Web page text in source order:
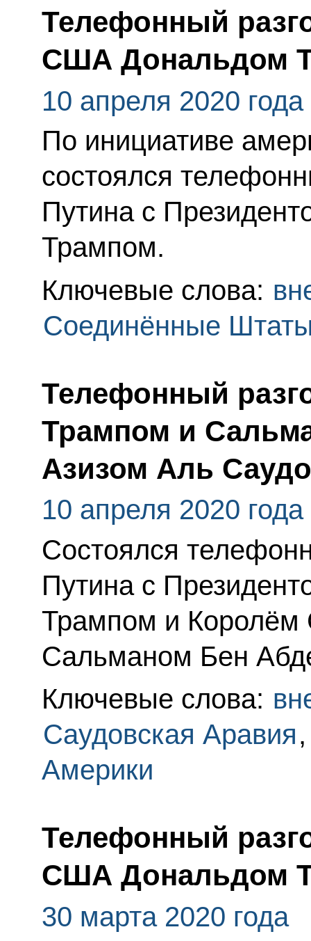
Телефонный
США Дональдом
10 апреля 2020 года
По инициативе
состоялся
Путина с
Трампом.
Ключевые слова:
Соединённые
Телефонный
Трампом и
Азизом Аль
10 апреля 2020 года
Состоялся
Путина с
Трампом и Королём
Сальманом Бен
Ключевые слова:
Саудовская Аравия
Америки
Телефонный
США Дональдом
30 марта 2020 года